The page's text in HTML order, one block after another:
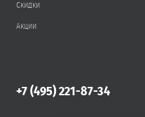
Скидки
Акции
+7 (495) 221-87-34